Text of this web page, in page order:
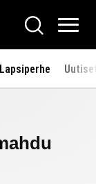
Hae
Lapsiperhe